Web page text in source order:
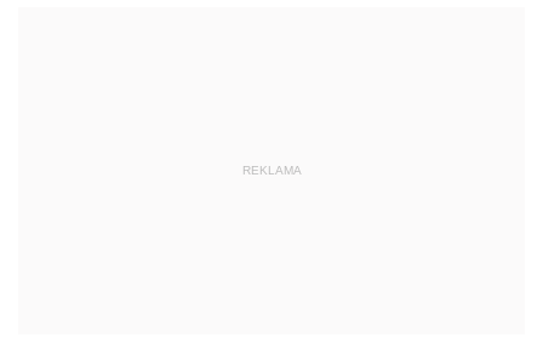
REKLAMA